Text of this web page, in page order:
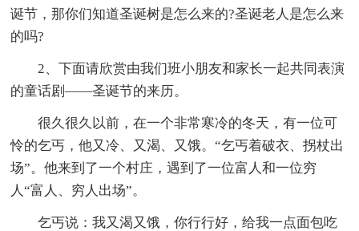
诞节，那你们知道圣诞树是怎么来的?圣诞老人是怎么来
的吗?
2、下面请欣赏由我们班小朋友和家长一起共同表演
的童话剧——圣诞节的来历。
很久很久以前，在一个非常寒冷的冬天，有一位可
怜的乞丐，他又冷、又渴、又饿。“乞丐着破衣、拐杖出
场”。他来到了一个村庄，遇到了一位富人和一位穷
人“富人、穷人出场”。
乞丐说：我又渴又饿，你行行好，给我一点面包吃